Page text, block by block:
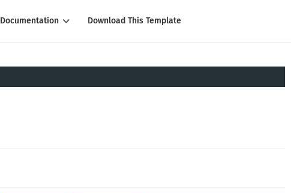
Documentation Download This Template